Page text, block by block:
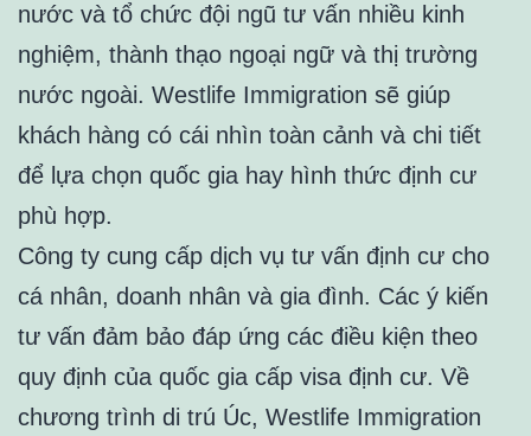
nước và tổ chức đội ngũ tư vấn nhiều kinh
nghiệm, thành thạo ngoại ngữ và thị trường
nước ngoài. Westlife Immigration sẽ giúp
khách hàng có cái nhìn toàn cảnh và chi tiết
để lựa chọn quốc gia hay hình thức định cư
phù hợp.
Công ty cung cấp dịch vụ tư vấn định cư cho
cá nhân, doanh nhân và gia đình. Các ý kiến
tư vấn đảm bảo đáp ứng các điều kiện theo
quy định của quốc gia cấp visa định cư. Về
chương trình di trú Úc, Westlife Immigration